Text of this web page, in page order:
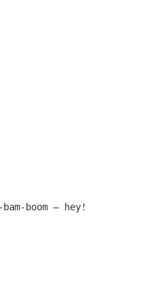
boom – hey!